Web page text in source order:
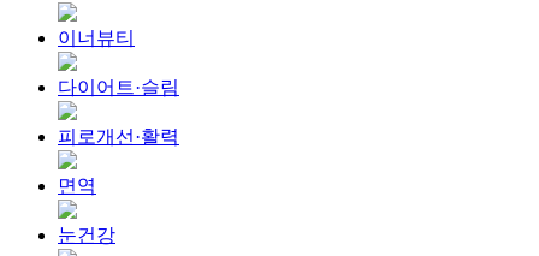
이너뷰티
다이어트·슬림
피로개선·활력
면역
눈건강